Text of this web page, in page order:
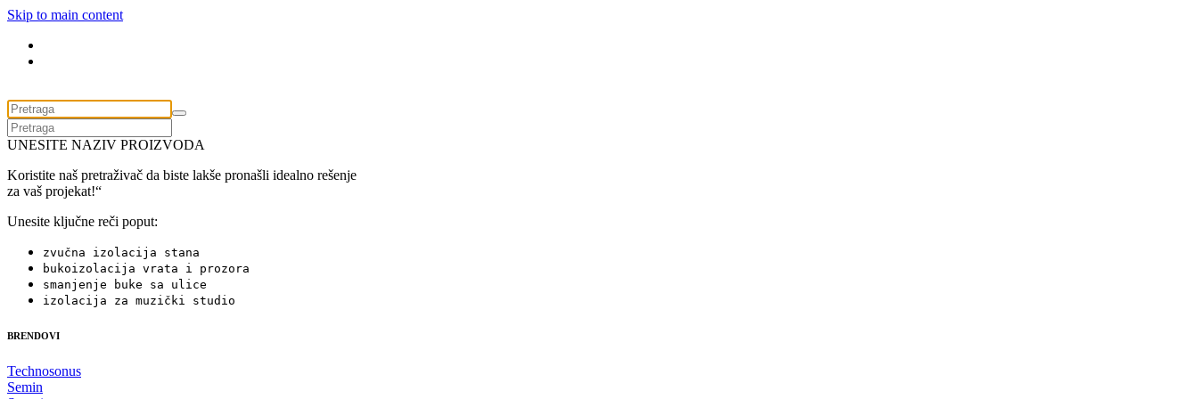
Skip to main content
UNESITE NAZIV PROIZVODA
Koristite naš pretraživač da biste lakše pronašli idealno rešenje
za vaš projekat!“
Unesite ključne reči poput:
zvučna izolacija stana
bukoizolacija vrata i prozora
smanjenje buke sa ulice
izolacija za muzički studio
BRENDOVI
Technosonus
Semin